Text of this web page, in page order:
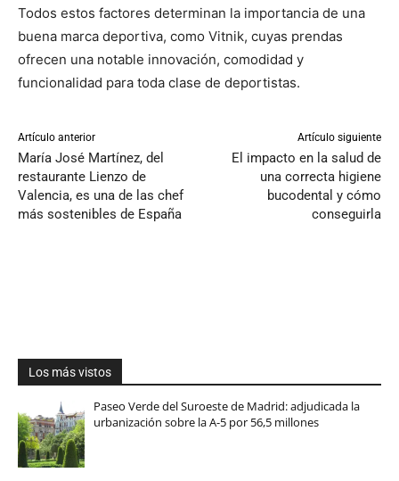
Todos estos factores determinan la importancia de una
buena marca deportiva, como Vitnik, cuyas prendas
ofrecen una notable innovación, comodidad y
funcionalidad para toda clase de deportistas.
Artículo anterior
María José Martínez, del
restaurante Lienzo de
Valencia, es una de las chef
más sostenibles de España
Artículo siguiente
El impacto en la salud de
una correcta higiene
bucodental y cómo
conseguirla
Los más vistos
Paseo Verde del Suroeste de Madrid: adjudicada la
urbanización sobre la A-5 por 56,5 millones